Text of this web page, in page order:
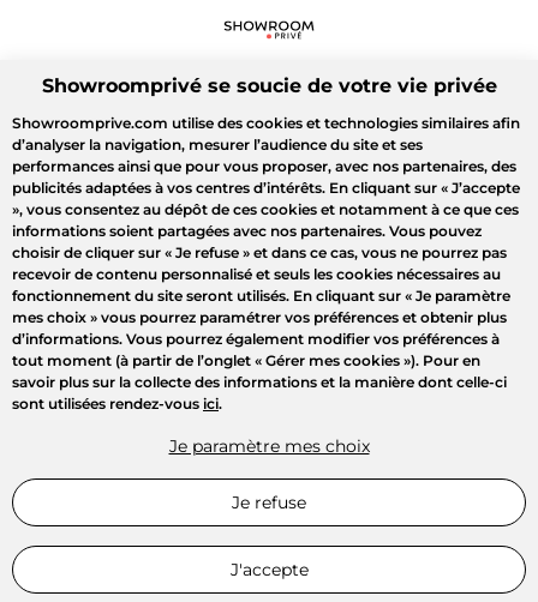
Showroomprivé se soucie de votre vie privée
Showroomprive.com utilise des cookies et technologies similaires afin
d’analyser la navigation, mesurer l’audience du site et ses
performances ainsi que pour vous proposer, avec nos partenaires, des
publicités adaptées à vos centres d’intérêts. En cliquant sur « J’accepte
», vous consentez au dépôt de ces cookies et notamment à ce que ces
informations soient partagées avec nos partenaires. Vous pouvez
choisir de cliquer sur « Je refuse » et dans ce cas, vous ne pourrez pas
recevoir de contenu personnalisé et seuls les cookies nécessaires au
fonctionnement du site seront utilisés. En cliquant sur « Je paramètre
mes choix » vous pourrez paramétrer vos préférences et obtenir plus
d’informations. Vous pourrez également modifier vos préférences à
tout moment (à partir de l’onglet « Gérer mes cookies »). Pour en
savoir plus sur la collecte des informations et la manière dont celle-ci
sont utilisées rendez-vous ici.
Je paramètre mes choix
Je refuse
J'accepte